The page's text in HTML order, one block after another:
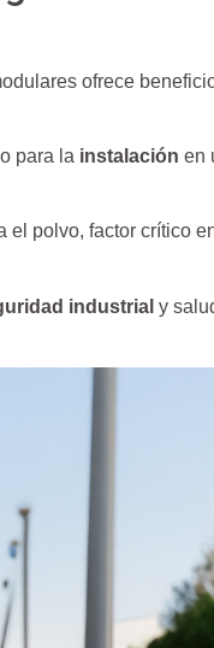
ofrece
para la instalación en
el polvo, factor crítico
industrial y